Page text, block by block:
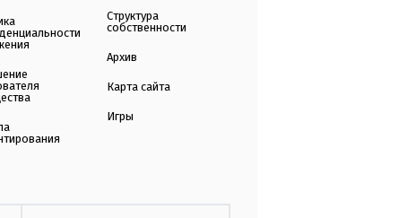
Структура
собственности
Архив
Карта сайта
Игры